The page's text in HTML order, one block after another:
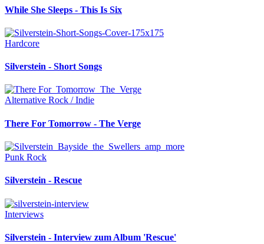
While She Sleeps - This Is Six
Hardcore
Silverstein - Short Songs
Alternative Rock / Indie
There For Tomorrow - The Verge
Punk Rock
Silverstein - Rescue
Interviews
Silverstein - Interview zum Album 'Rescue'